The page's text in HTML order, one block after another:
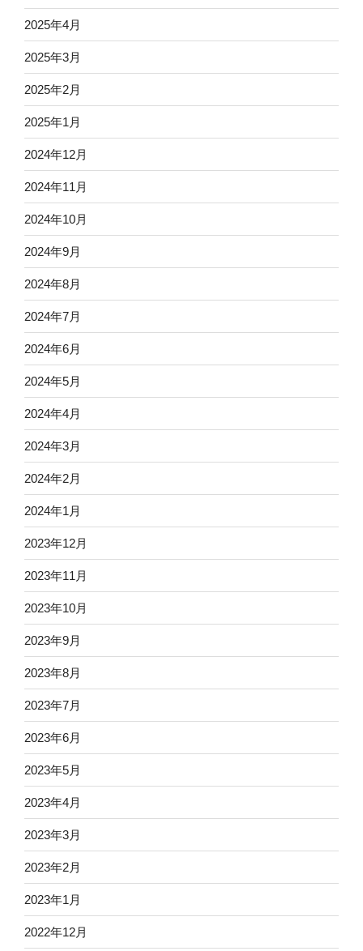
2025年4月
2025年3月
2025年2月
2025年1月
2024年12月
2024年11月
2024年10月
2024年9月
2024年8月
2024年7月
2024年6月
2024年5月
2024年4月
2024年3月
2024年2月
2024年1月
2023年12月
2023年11月
2023年10月
2023年9月
2023年8月
2023年7月
2023年6月
2023年5月
2023年4月
2023年3月
2023年2月
2023年1月
2022年12月